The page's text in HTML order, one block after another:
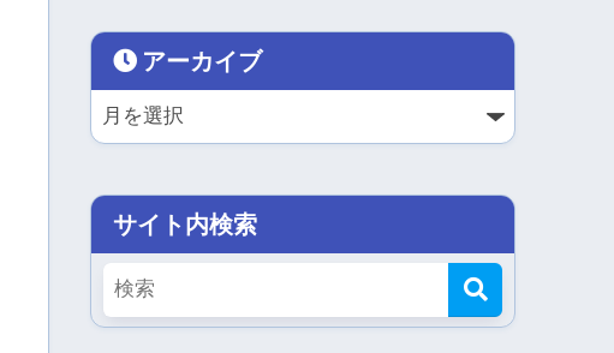
アーカイブ
サイト内検索